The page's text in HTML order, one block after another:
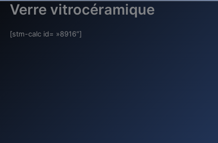
Verre vitrocéramique
[stm-calc id= »8916″]